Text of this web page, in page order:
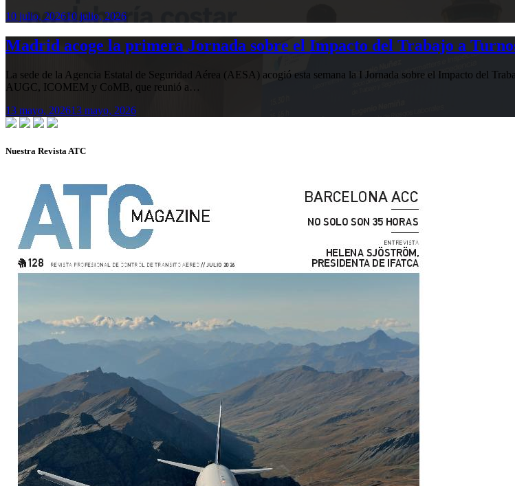
10 julio, 202610 julio, 2026
Madrid acoge la primera Jornada sobre el Impacto del Trabajo a
La sede de la Agencia Estatal de Seguridad Aérea (AESA) acogió esta semana la I Jornada sobre el Impacto del
AUGC, ICOMEM y CoMB, que reunió a…
13 mayo, 202613 mayo, 2026
Nuestra Revista ATC